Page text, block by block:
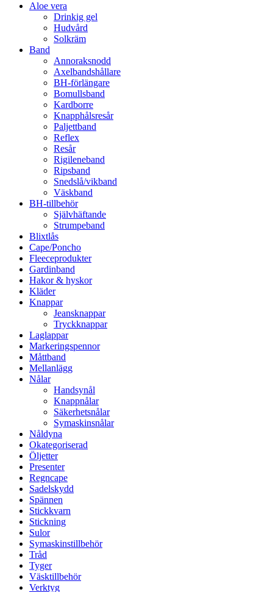
Aloe vera
Drinkig gel
Hudvård
Solkräm
Band
Annoraksnodd
Axelbandshållare
BH-förlängare
Bomullsband
Kardborre
Knapphålsresår
Paljettband
Reflex
Resår
Rigileneband
Ripsband
Snedslå/vikband
Väskband
BH-tillbehör
Självhäftande
Strumpeband
Blixtlås
Cape/Poncho
Fleeceprodukter
Gardinband
Hakor & hyskor
Kläder
Knappar
Jeansknappar
Tryckknappar
Laglappar
Markeringspennor
Måttband
Mellanlägg
Nålar
Handsynål
Knappnålar
Säkerhetsnålar
Symaskinsnålar
Nåldyna
Okategoriserad
Öljetter
Presenter
Regncape
Sadelskydd
Spännen
Stickkvarn
Stickning
Sulor
Symaskinstillbehör
Tråd
Tyger
Väsktillbehör
Verktyg